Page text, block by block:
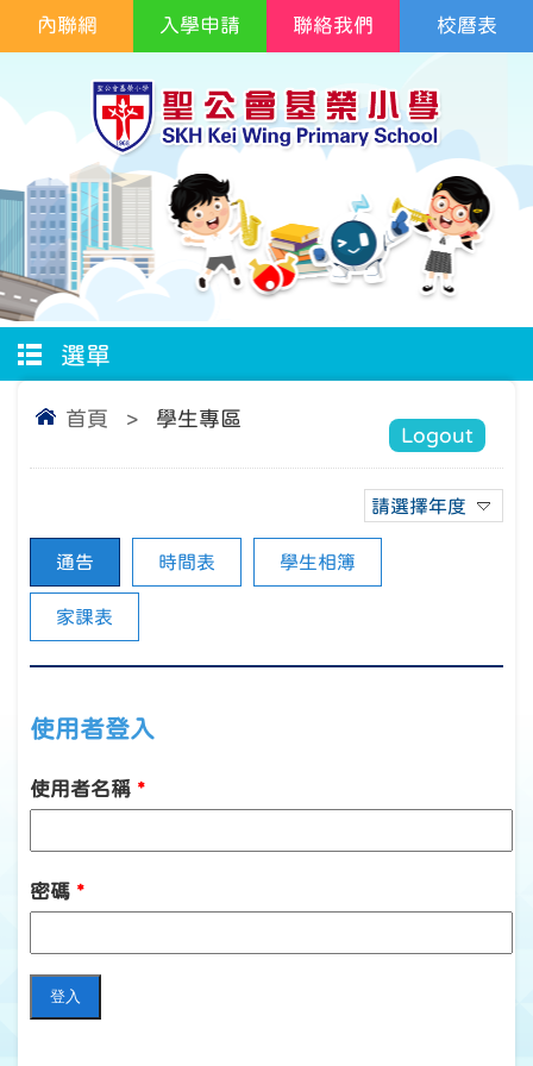
校曆表
內聯網 入學申請 聯絡我們
選單
Logout
首頁 > 學生專區
請選擇年度
通告 時間表 學生相簿
家課表
使用者登入
使用者名稱 *
密碼 *